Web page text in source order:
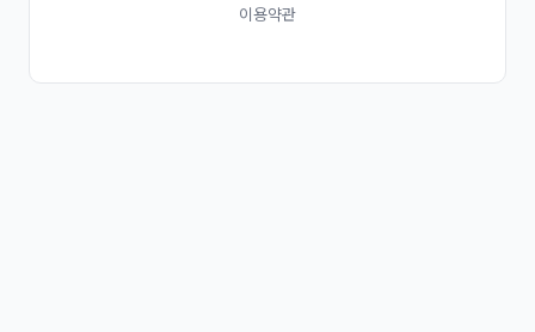
이용약관